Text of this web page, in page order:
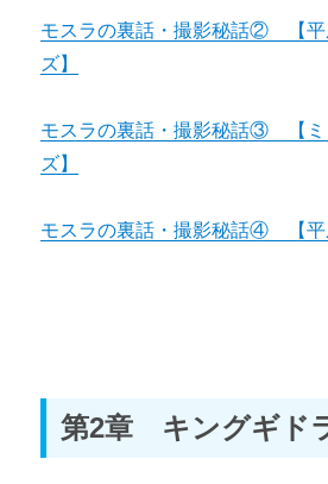
モスラの裏話・撮影秘話② 【平
ズ】
モスラの裏話・撮影秘話③ 【ミ
ズ】
モスラの裏話・撮影秘話④ 【平
第2章 キングギド